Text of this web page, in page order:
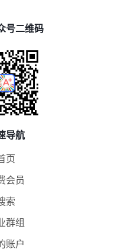
号二维码
导航
页
会员
索
群组
账户